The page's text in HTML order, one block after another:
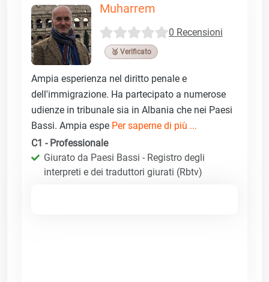
Muharrem
0 Recensioni
🥉 Verificato
Ampia esperienza nel diritto penale e
dell'immigrazione. Ha partecipato a numerose
udienze in tribunale sia in Albania che nei Paesi
Bassi. Ampia espe Per saperne di più ...
C1 - Professionale
Giurato da Paesi Bassi - Registro degli
interpreti e dei traduttori giurati (Rbtv)